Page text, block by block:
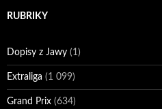
RUBRIKY
Dopisy z Jawy (1)
Extraliga (1 099)
Grand Prix (634)